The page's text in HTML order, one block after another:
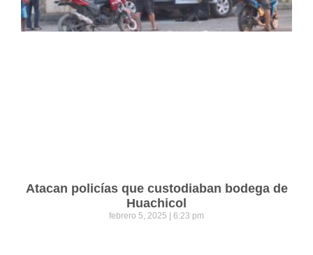
Atacan policías que custodiaban bodega de
Huachicol
febrero 5, 2025 6:23 pm